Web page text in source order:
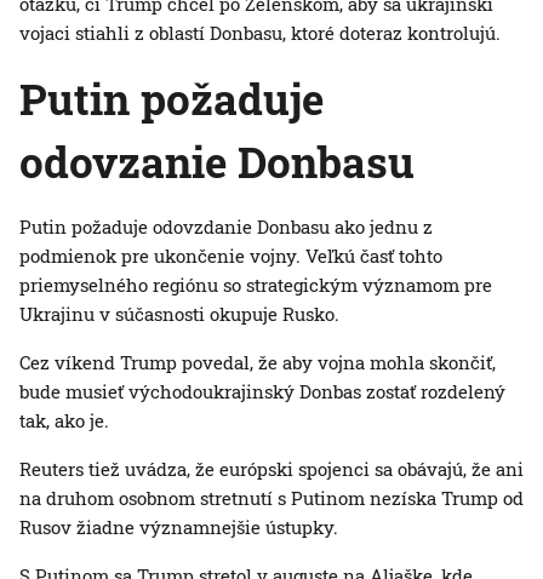
vojaci stiahli z oblastí Donbasu, ktoré doteraz kontrolujú.
Putin požaduje
odovzanie Donbasu
Putin požaduje odovzdanie Donbasu ako jednu z
podmienok pre ukončenie vojny. Veľkú časť tohto
priemyselného regiónu so strategickým významom pre
Ukrajinu v súčasnosti okupuje Rusko.
Cez víkend Trump povedal, že aby vojna mohla skončiť,
bude musieť východoukrajinský Donbas zostať rozdelený
tak, ako je.
Reuters tiež uvádza, že európski spojenci sa obávajú, že ani
na druhom osobnom stretnutí s Putinom nezíska Trump od
Rusov žiadne významnejšie ústupky.